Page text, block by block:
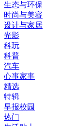
生态与环保
时尚与美容
设计与家居
光影
科玩
科普
汽车
心事家事
精选
特辑
早报校园
热门